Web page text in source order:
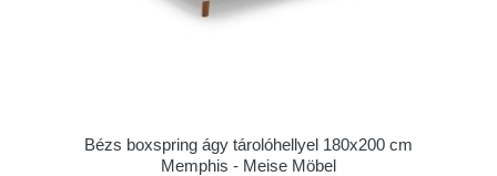
Bézs boxspring ágy tárolóhellyel 180x200 cm
Memphis - Meise Möbel